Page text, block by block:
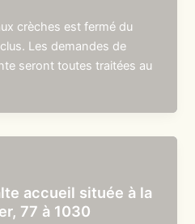
crèches est fermé du
Les demandes de
seront toutes traitées au
accueil située à la
77 à 1030